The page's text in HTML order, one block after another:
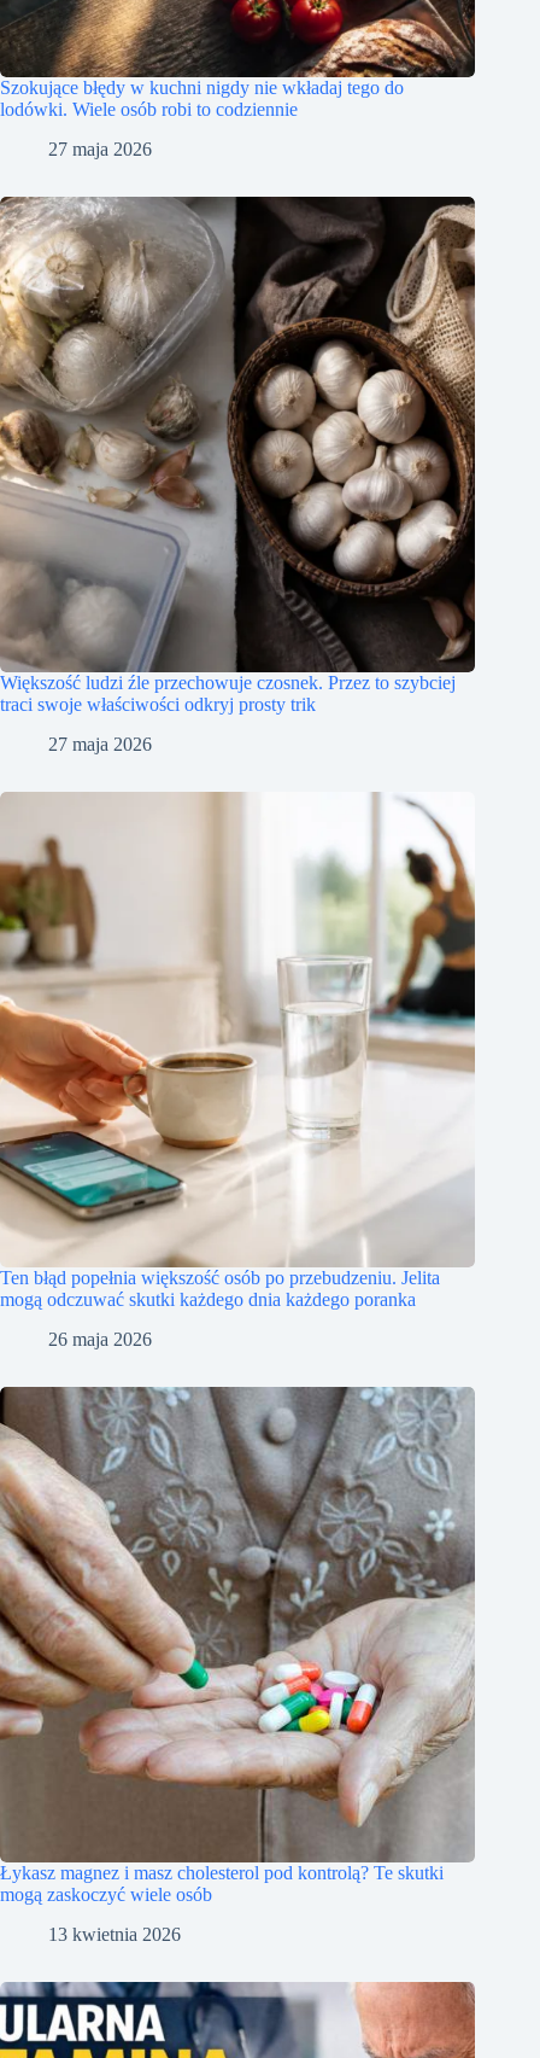
Szokujące błędy w kuchni nigdy nie wkładaj tego do
lodówki. Wiele osób robi to codziennie
27 maja 2026
Większość ludzi źle przechowuje czosnek. Przez to szybciej
traci swoje właściwości odkryj prosty trik
27 maja 2026
Ten błąd popełnia większość osób po przebudzeniu. Jelita
mogą odczuwać skutki każdego dnia każdego poranka
26 maja 2026
Łykasz magnez i masz cholesterol pod kontrolą? Te skutki
mogą zaskoczyć wiele osób
13 kwietnia 2026